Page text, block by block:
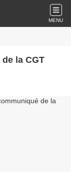
MENU
la CGT